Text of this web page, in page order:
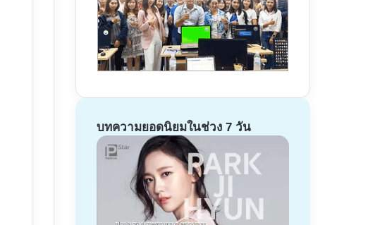
บทความยอดนิยมในช่วง 7 วัน